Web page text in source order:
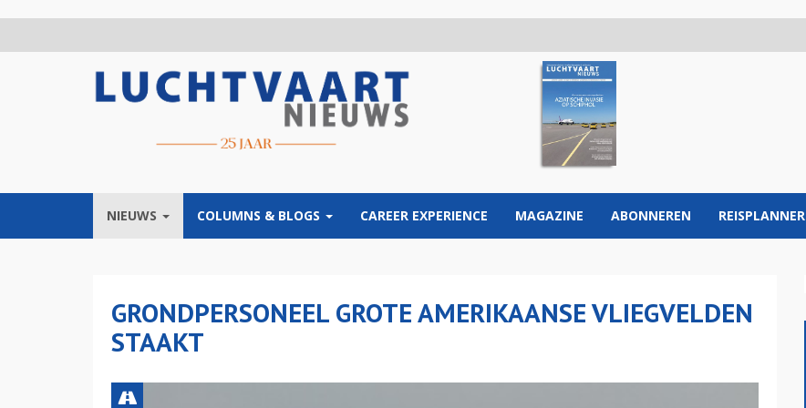
NIEUWS COLUMNS & BLOGS CAREER EXPERIENCE MAGAZINE ABONNEREN REISPLANNER
GRONDPERSONEEL GROTE AMERIKAANSE VLIEGVELDEN
STAAKT